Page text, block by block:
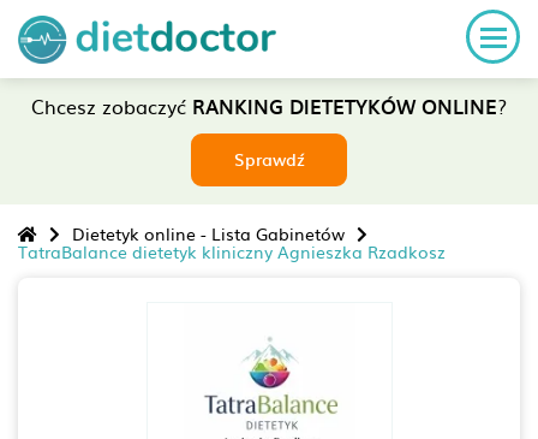
Chcesz zobaczyć RANKING DIETETYKÓW ONLINE?
Sprawdź
Dietetyk online - Lista Gabinetów
TatraBalance dietetyk kliniczny Agnieszka Rzadkosz